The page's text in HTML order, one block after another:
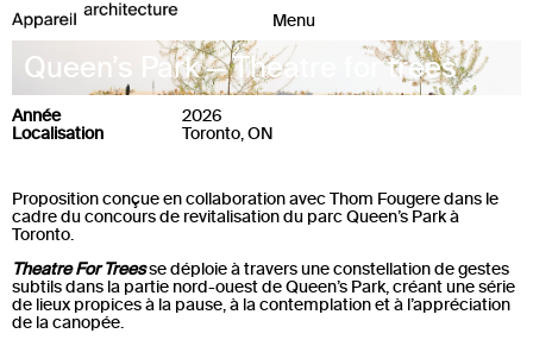
Queen’s Park — Theatre for trees
Année
2026
Localisation
Toronto, ON
Proposition conçue en collaboration avecThom Fougeredans le
cadre du concours de revitalisation du parc Queen’s Park à
Toronto.
Theatre For Treesse déploie à travers une constellation de gestes
subtils dans la partie nord-ouest de Queen’s Park, créant une série
de lieux propices à la pause, à la contemplation et à l’appréciation
de la canopée.